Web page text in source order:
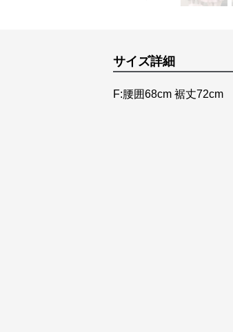
サイズ詳細
F:腰囲68cm 裾丈72cm